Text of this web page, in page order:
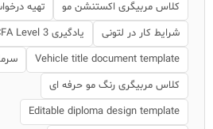
کلاس مربیگری اکستنشن مو
تهیه
شرایط کار در لتونی
یادگیری CFA Level 3 به فارسی
Vehicle title document template
کلاس مربیگری رنگ مو حرفه ای
Editable diploma design template